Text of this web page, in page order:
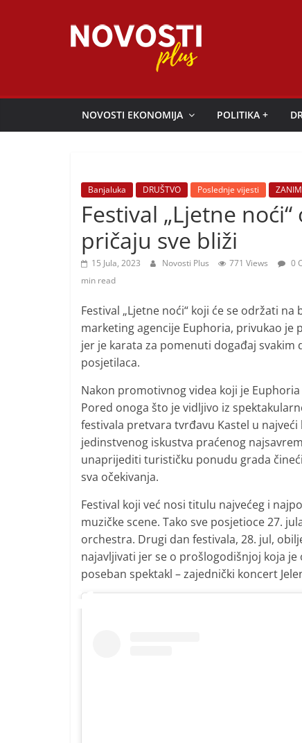
Novosti
Plus
NOVOSTI EKONOMIJA POLITIKA +
Banjaluka DRUŠTVO Poslednje vijesti
Festival „Ljetne
pričaju sve bliži
15 Jula, 2023 Novosti Plus 771 Views 0
min read
Festival „Ljetne noći“ koji će se održati
marketing agencije Euphoria, privukao je
jer je karata za pomenuti događaj svakim
posjetilaca.
Nakon promotivnog videa koji je
Pored onoga što je vidljivo iz
festivala pretvara tvrđavu Kastel u
jedinstvenog iskustva praćenog
unaprijediti turističku ponudu grada
sva očekivanja.
Festival koji već nosi titulu najvećeg i
muzičke scene. Tako sve posjetioce 27.
orchestra. Drugi dan festivala, 28. jul,
najavljivati jer se o prošlogodišnjoj koja
poseban spektakl – zajednički koncert